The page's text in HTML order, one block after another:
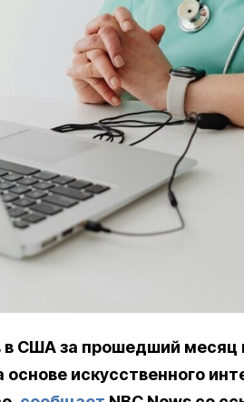
в США за прошедший месяц
искусственного